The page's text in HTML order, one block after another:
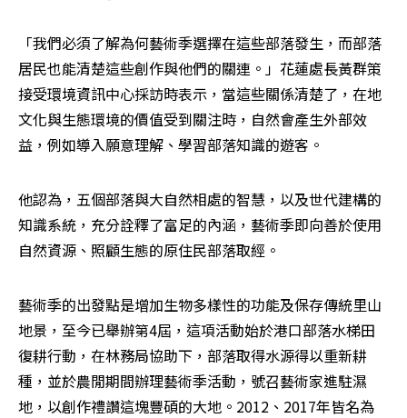
「我們必須了解為何藝術季選擇在這些部落發生，而部落
居民也能清楚這些創作與他們的關連。」花蓮處長黃群策
接受環境資訊中心採訪時表示，當這些關係清楚了，在地
文化與生態環境的價值受到關注時，自然會產生外部效
益，例如導入願意理解、學習部落知識的遊客。
他認為，五個部落與大自然相處的智慧，以及世代建構的
知識系統，充分詮釋了富足的內涵，藝術季即向善於使用
自然資源、照顧生態的原住民部落取經。
藝術季的出發點是增加生物多樣性的功能及保存傳統里山
地景，至今已舉辦第4屆，這項活動始於港口部落水梯田
復耕行動，在林務局協助下，部落取得水源得以重新耕
種，並於農閒期間辦理藝術季活動，號召藝術家進駐濕
地，以創作禮讚這塊豐碩的大地。2012、2017年皆名為